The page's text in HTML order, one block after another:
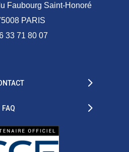
Faubourg Saint-Honoré
PARIS
33 71 80 07
FAQ